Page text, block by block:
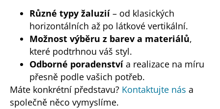
Různé typy žaluzií – od klasických
horizontálních až po látkové vertikální.
Možnost výběru z barev a materiálů,
které podtrhnou váš styl.
Odborné poradenství a realizace na míru
přesně podle vašich potřeb.
Máte konkrétní představu? Kontaktujte nás a
společně něco vymyslíme.